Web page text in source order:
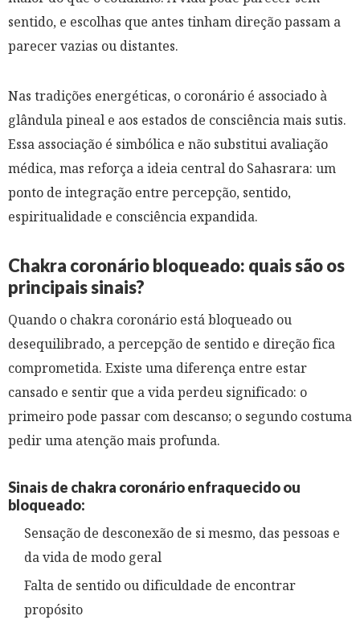
sentido, e escolhas que antes tinham direção passam a
parecer vazias ou distantes.
Nas tradições energéticas, o coronário é associado à
glândula pineal e aos estados de consciência mais sutis.
Essa associação é simbólica e não substitui avaliação
médica, mas reforça a ideia central do Sahasrara: um
ponto de integração entre percepção, sentido,
espiritualidade e consciência expandida.
Chakra coronário bloqueado: quais são os
principais sinais?
Quando o chakra coronário está bloqueado ou
desequilibrado, a percepção de sentido e direção fica
comprometida. Existe uma diferença entre estar
cansado e sentir que a vida perdeu significado: o
primeiro pode passar com descanso; o segundo costuma
pedir uma atenção mais profunda.
Sinais de chakra coronário enfraquecido ou
bloqueado:
Sensação de desconexão de si mesmo, das pessoas e
da vida de modo geral
Falta de sentido ou dificuldade de encontrar
propósito